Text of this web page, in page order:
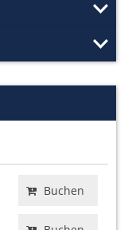
Buchen